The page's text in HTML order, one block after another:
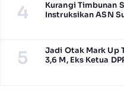
4
Kurangi Timbunan
Instruksikan ASN
5
Jadi Otak Mark Up
3,6 M, Eks Ketua